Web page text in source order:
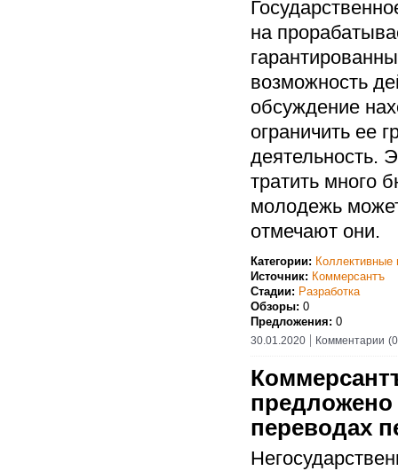
на
возможность
обсуждение
ограничить ее
деятельность.
тратить много
молодежь
отмечают они.
Категории: Коллективные
Источник: Коммерсантъ
Стадии: Разработка
Обзоры: 0
Предложения: 0
30.01.2020 Комментарии
предложено
переводах